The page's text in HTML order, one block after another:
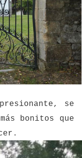
se
bonitos que